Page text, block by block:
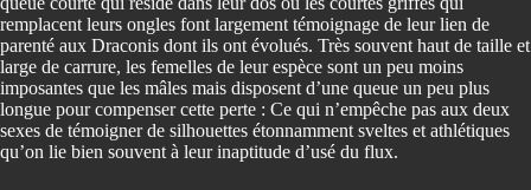
remplacent leurs ongles font largement témoignage de leur lien de
parenté aux Draconis dont ils ont évolués. Très souvent haut de taille et
large de carrure, les femelles de leur espèce sont un peu moins
imposantes que les mâles mais disposent d’une queue un peu plus
longue pour compenser cette perte : Ce qui n’empêche pas aux deux
sexes de témoigner de silhouettes étonnamment sveltes et athlétiques
qu’on lie bien souvent à leur inaptitude d’usé du flux.